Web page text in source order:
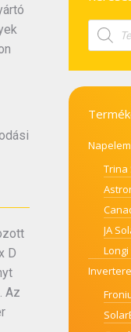
D
Az
Products
search
Trina
JA